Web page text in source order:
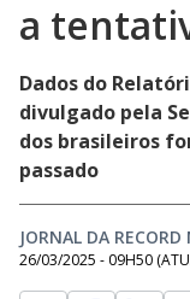
a
Dados do
divulgado pela
dos brasileiros
passado
JORNAL DA RECORD
26/03/2025 - 09H50